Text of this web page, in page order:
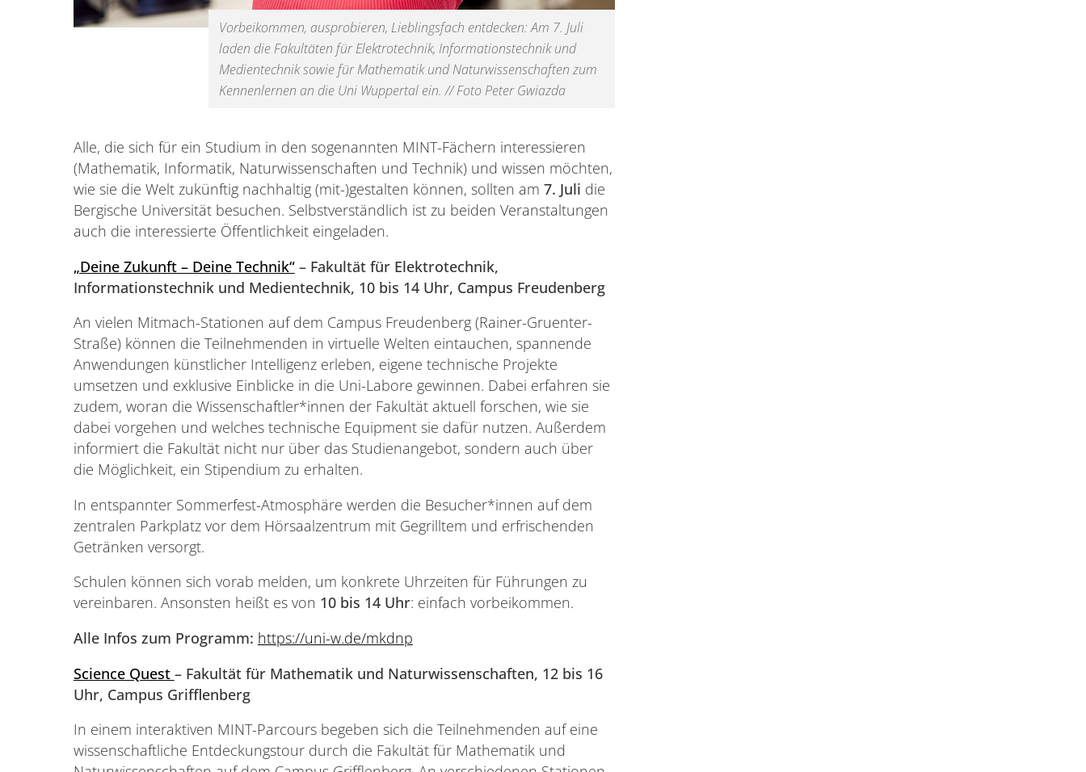
Vorbeikommen, ausprobieren, Lieblingsfach entdecken: Am 7. Juli
laden die Fakultäten für Elektrotechnik, Informationstechnik und
Medientechnik sowie für Mathematik und Naturwissenschaften zum
Kennenlernen an die Uni Wuppertal ein. // Foto Peter Gwiazda
Alle, die sich für ein Studium in den sogenannten MINT-Fächern interessieren
(Mathematik, Informatik, Naturwissenschaften und Technik) und wissen möchten,
wie sie die Welt zukünftig nachhaltig (mit-)gestalten können, sollten am 7. Juli die
Bergische Universität besuchen. Selbstverständlich ist zu beiden Veranstaltungen
auch die interessierte Öffentlichkeit eingeladen.
„Deine Zukunft – Deine Technik“– Fakultät für Elektrotechnik,
Informationstechnik und Medientechnik, 10 bis 14 Uhr, Campus Freudenberg
An vielen Mitmach-Stationen auf dem Campus Freudenberg (Rainer-Gruenter-
Straße) können die Teilnehmenden in virtuelle Welten eintauchen, spannende
Anwendungen künstlicher Intelligenz erleben, eigene technische Projekte
umsetzen und exklusive Einblicke in die Uni-Labore gewinnen. Dabei erfahren sie
zudem, woran die Wissenschaftler*innen der Fakultät aktuell forschen, wie sie
dabei vorgehen und welches technische Equipment sie dafür nutzen. Außerdem
informiert die Fakultät nicht nur über das Studienangebot, sondern auch über
die Möglichkeit, ein Stipendium zu erhalten.
In entspannter Sommerfest-Atmosphäre werden die Besucher*innen auf dem
zentralen Parkplatz vor dem Hörsaalzentrum mit Gegrilltem und erfrischenden
Getränken versorgt.
Schulen können sich vorab melden, um konkrete Uhrzeiten für Führungen zu
vereinbaren. Ansonsten heißt es von 10 bis 14 Uhr: einfach vorbeikommen.
Alle Infos zum Programm: https://uni-w.de/mkdnp
Science Quest – Fakultät für Mathematik und Naturwissenschaften, 12 bis 16
Uhr, Campus Grifflenberg
In einem interaktiven MINT-Parcours begeben sich die Teilnehmenden auf eine
wissenschaftliche Entdeckungstour durch die Fakultät für Mathematik und